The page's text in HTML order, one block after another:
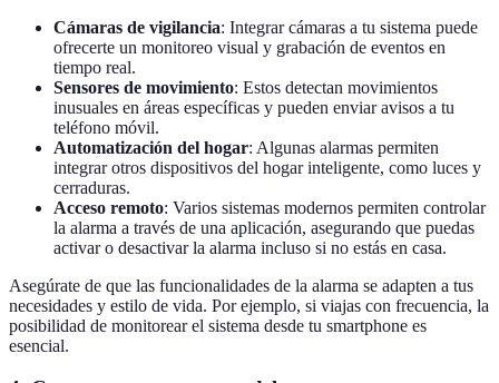
Cámaras de vigilancia: Integrar cámaras a tu sistema puede
ofrecerte un monitoreo visual y grabación de eventos en
tiempo real.
Sensores de movimiento: Estos detectan movimientos
inusuales en áreas específicas y pueden enviar avisos a tu
teléfono móvil.
Automatización del hogar: Algunas alarmas permiten
integrar otros dispositivos del hogar inteligente, como luces y
cerraduras.
Acceso remoto: Varios sistemas modernos permiten controlar
la alarma a través de una aplicación, asegurando que puedas
activar o desactivar la alarma incluso si no estás en casa.
Asegúrate de que las funcionalidades de la alarma se adapten a tus
necesidades y estilo de vida. Por ejemplo, si viajas con frecuencia, la
posibilidad de monitorear el sistema desde tu smartphone es
esencial.